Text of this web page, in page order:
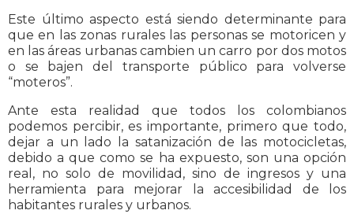
Este último aspecto está siendo determinante para
que en las zonas rurales las personas se motoricen y
en las áreas urbanas cambien un carro por dos motos
o se bajen del transporte público para volverse
“moteros”.
Ante esta realidad que todos los colombianos
podemos percibir, es importante, primero que todo,
dejar a un lado la satanización de las motocicletas,
debido a que como se ha expuesto, son una opción
real, no solo de movilidad, sino de ingresos y una
herramienta para mejorar la accesibilidad de los
habitantes rurales y urbanos.